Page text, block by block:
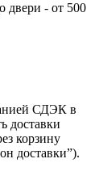
двери - от 500
СДЭК в
доставки
корзину
доставки”).